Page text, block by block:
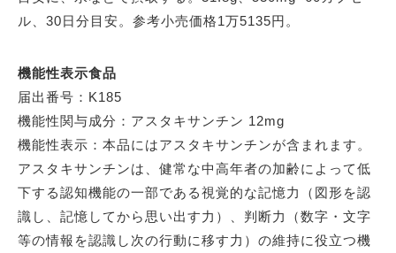
ル、30日分目安。参考小売価格1万5135円。
機能性表示食品
届出番号：K185
機能性関与成分：アスタキサンチン 12mg
機能性表示：本品にはアスタキサンチンが含まれます。
アスタキサンチンは、健常な中高年者の加齢によって低
下する認知機能の一部である視覚的な記憶力（図形を認
識し、記憶してから思い出す力）、判断力（数字・文字
等の情報を認識し次の行動に移す力）の維持に役立つ機